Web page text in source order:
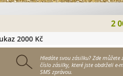
2
2000 Kč
Hledáte svou zásilku? Zde můžete
číslo zásilky, které jste obdrželi e-
SMS zprávou.